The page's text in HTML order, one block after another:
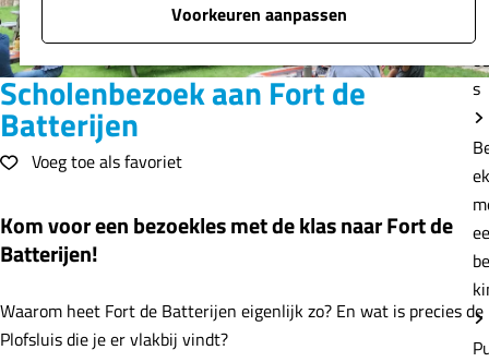
Voorkeuren aanpassen
e
p
a
g
e
s
Scholenbezoek aan Fort de
Batterijen
Voeg toe als favorietVoeg toe als favoriet
Kom voor een bezoekles met de klas naar Fort de
Batterijen!
Waarom heet Fort de Batterijen eigenlijk zo? En wat is precies de
Plofsluis die je er vlakbij vindt?